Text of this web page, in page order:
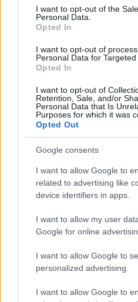
consent section.
I want to opt-out of the
Personal Data.
Opted In
I want to opt-out of
Personal Data for Targeted
Opted In
I want to opt-out of
Retention, Sale, and/or
Personal Data that Is
Purposes for which it was
Opted Out
Google consents
I want to allow Google to
related to advertising like
device identifiers in apps.
I want to allow my user
Google for online
I want to allow Google to
personalized advertising.
I want to allow Google to
του στην Μπαρτσελόνα,
Άλμπα και Λουίς Σουάρες
άλλο κοινό χαρακτηριστικό:
πιο παραγωγικά τους χρόνια
καριέρας τους: Ο Σουάρες
Μπουσκέτς 35 και ο Άλμπα 34.
ΔΙΑΒΑΣΤΕ ΕΠΙΣΗΣ:Forbes:
παγκόσμιας οινοποιοίας η
«μάγεψαν»
παλαίμαχους ποδοσφαιριστές
μπάζας πριν από τη
Αυτό το μονοπάτι είχε ήδη
του ο Μέσι στο Μαϊάμι, από
αμυντικός της Ιταλίας,
θα πρέπει να φιλοδοξεί να
ποδοσφαιρικό καταφύγιο για...
κρεμάσουν τα παπούτσια